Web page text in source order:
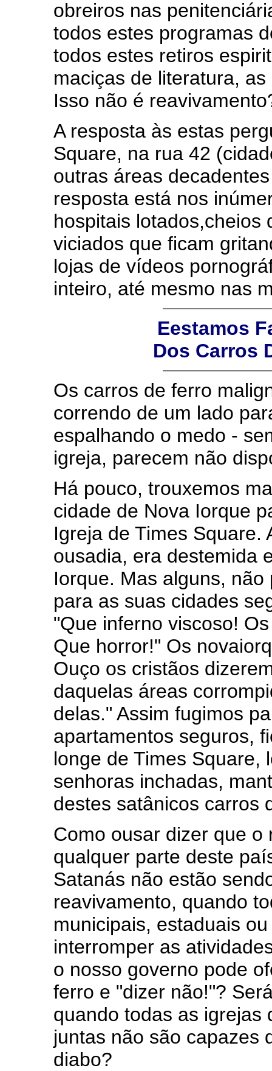
obreiros nas
todos estes programas
todos estes retiros
maciças de literatura,
Isso não é
A resposta às estas
Square, na rua 42
outras áreas
resposta está nos
hospitais lotados,cheios
viciados que ficam
lojas de vídeos
inteiro, até mesmo nas
Eestamos
Dos Carros
Os carros de ferro
correndo de um lado
espalhando o medo -
igreja, parecem não
Há pouco, trouxemos
cidade de Nova Iorque
Igreja de Times Square.
ousadia, era destemida
Iorque. Mas alguns,
para as suas cidades
"Que inferno viscoso!
Que horror!" Os
Ouço os cristãos
daquelas áreas
delas." Assim fugimos
apartamentos seguros,
longe de Times Square,
senhoras inchadas,
destes satânicos carros
Como ousar dizer que
qualquer parte deste
Satanás não estão
reavivamento, quando
municipais, estaduais
interromper as
o nosso governo pode
ferro e "dizer não!"?
quando todas as igrejas
juntas não são capazes
diabo?